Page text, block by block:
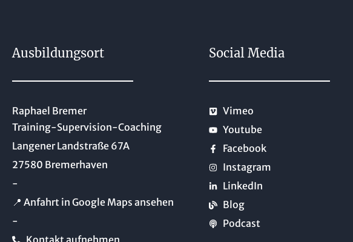
Ausbildungsort
Raphael Bremer
Training-Supervision-Coaching
Langener Landstraße 67A
27580 Bremerhaven
-
📍 Anfahrt in Google Maps ansehen
-
Kontakt aufnehmen
Social Media
Vimeo
Youtube
Facebook
Instagram
LinkedIn
Blog
Podcast